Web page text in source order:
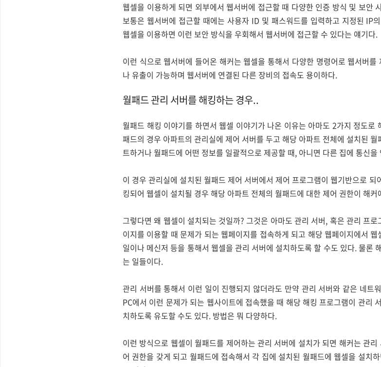
웹셀을 이용하게 되면 외부에서 웹서버에 접근할 때 다양한 인증 방식 및 보안
보통은 웹서버에 접근할 때에는 사용자 ID 및 패스워드를 입력하고 지정된 IP
웹셀을 이용하면 이런 보안 방식을 우회해서 웹서버에 접근할 수 있다는 얘기다.
이런 식으로 웹서버에 들어온 해커는 웹셀을 통해서 다양한 명령어로 웹서버
나 유출이 가능하며 웹서버에 연결된 다른 장비의 접속도 용이하다.
월패드 관리 서버를 해킹하는 경우..
월패드 해킹 이야기를 하면서 웹셀 이야기가 나온 이유는 아마도 2가지 정도로
패드의 경우 아파트의 관리실에 제어 서버를 두고 해당 아파트 전체에 설치된
트하거나 월패드에 어떤 정보를 일괄적으로 제공할 때, 아니면 다른 집에 통신
이 경우 관리실에 설치된 월패드 제어 서버에서 제어 프로그램이 웹기반으로
킹되어 웹셀이 설치될 경우 해당 아파트 전체의 월패드에 대한 제어 권한이 해
그렇다면 왜 웹셀이 설치되는 것일까? 그것은 아마도 관리 서버, 혹은 관리 프
이지를 이용할 때 문제가 되는 웹페이지를 접속하게 되고 해당 웹페이지에서
일이나 메신저 등을 통해서 웹셀을 관리 서버에 설치하도록 할 수도 있다. 물론
는 일들이다.
관리 서버를 통해서 이런 일이 진행되지 않더라도 만약 관리 서버와 같은 네트
PC에서 이런 문제가 되는 웹사이트에 접속했을 때 해당 해킹 프로그램이 관리
치하도록 유도할 수도 있다. 방법은 뭐 다양하다.
이런 방식으로 웹셀이 월패드를 제어하는 관리 서버에 설치가 되면 해커는 관
어 권한을 갖게 되고 월패드에 접속해서 각 집에 설치된 월패드에 웹셀을 설치